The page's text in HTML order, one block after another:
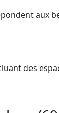
aux
des